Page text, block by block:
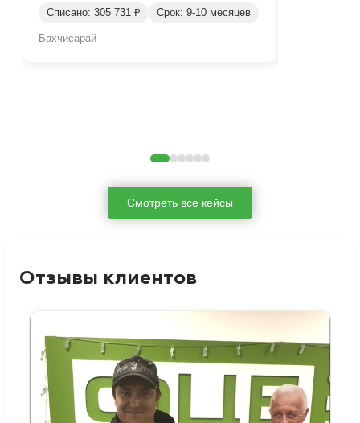
Списано: 305 731 ₽ Срок: 9-10 месяцев
Бахчисарай
Смотреть все кейсы
Отзывы клиентов